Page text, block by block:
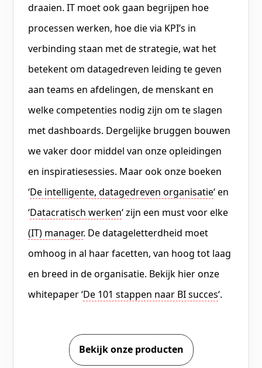
draaien. IT moet ook gaan begrijpen hoe
processen werken, hoe die via KPI’s in
verbinding staan met de strategie, wat het
betekent om datagedreven leiding te geven
aan teams en afdelingen, de menskant en
welke competenties nodig zijn om te slagen
met dashboards. Dergelijke bruggen bouwen
we vaker door middel van onze opleidingen
en inspiratiesessies. Maar ook onze boeken
‘De intelligente, datagedreven organisatie‘ en
‘Datacratisch werken‘ zijn een must voor elke
(IT) manager. De datageletterdheid moet
omhoog in al haar facetten, van hoog tot laag
en breed in de organisatie. Bekijk hier onze
whitepaper ‘De 101 stappen naar BI succes‘.
Bekijk onze producten